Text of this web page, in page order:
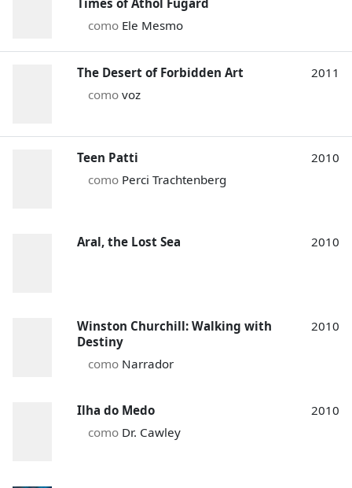
Times of Athol Fugard
como Ele Mesmo
The Desert of Forbidden Art
como voz
2011
Teen Patti
como Perci Trachtenberg
2010
Aral, the Lost Sea 2010
Winston Churchill: Walking with
Destiny
como Narrador
2010
Ilha do Medo
como Dr. Cawley
2010